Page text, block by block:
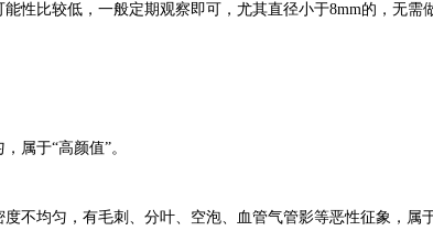
能性比较低，一般定期观察即可，尤其直径小于8mm的，无
属于“高颜值”。
不均匀，有毛刺、分叶、空泡、血管气管影等恶性征象，属于